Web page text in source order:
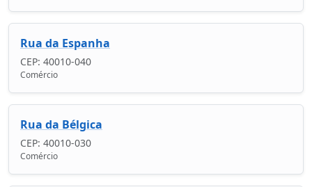
Rua da Espanha
CEP: 40010-040
Comércio
Rua da Bélgica
CEP: 40010-030
Comércio